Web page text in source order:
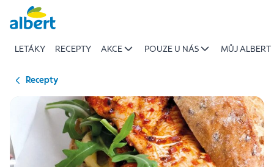
Přeskočit
LETÁKY RECEPTY AKCE POUZE U NÁS MŮJ ALBERT
Recepty